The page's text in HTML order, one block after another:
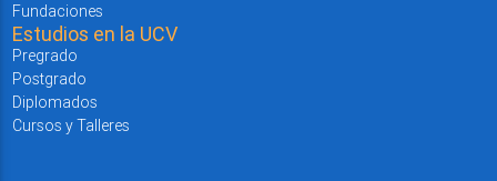
Fundaciones
Estudios en la UCV
Pregrado
Postgrado
Diplomados
Cursos y Talleres